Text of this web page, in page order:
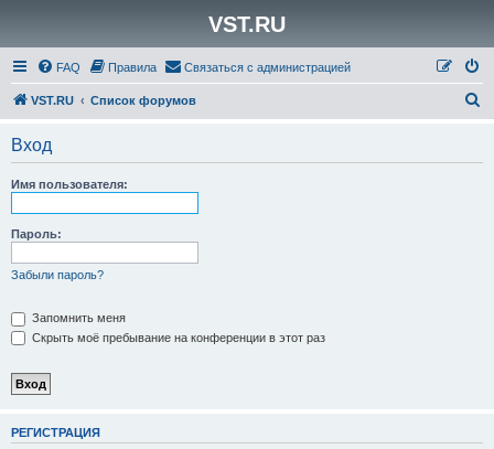
VST.RU
FAQ Правила Связаться с администрацией
VST.RU Список форумов
Вход
Имя пользователя:
Пароль:
Забыли пароль?
Запомнить меня
Скрыть моё пребывание на конференции в этот раз
РЕГИСТРАЦИЯ